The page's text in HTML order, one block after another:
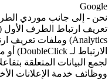
Google
نحن - إلى جانب موردي
تعريف ارتباط الطرف الأول
Analytics) وملفات تعريف
الارتباط لـ DoubleClick) أو
لجمع البيانات المتعلقة
ووظائف خدمة الإعلانات